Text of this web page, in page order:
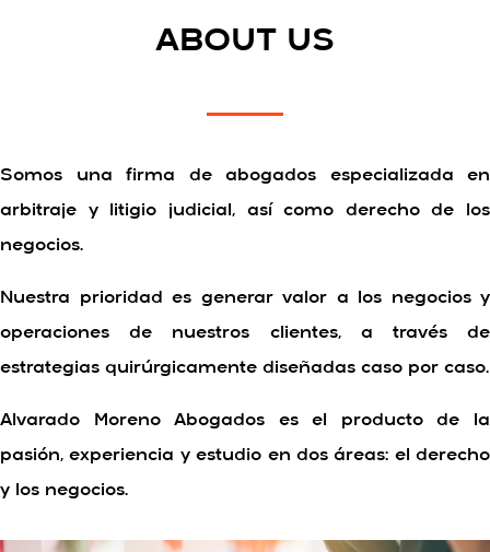
ABOUT US
Somos una firma de abogados especializada en
arbitraje y litigio judicial, así como derecho de los
negocios.
Nuestra prioridad es generar valor a los negocios y
operaciones de nuestros clientes, a través de
estrategias quirúrgicamente diseñadas caso por caso.
Alvarado Moreno Abogados es el producto de la
pasión, experiencia y estudio en dos áreas: el derecho
y los negocios.